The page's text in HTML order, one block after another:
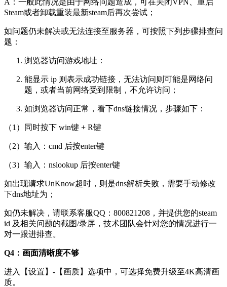
Steam或者卸载重装最新steam后再次尝试；
如问题仍未解决或无法连接至服务器，可按照下列步骤排查问
题：
浏览器访问游戏地址：
能显示 ip 则表示成功链接，无法访问则可能是网络问
题，或者当前网络受到限制，不允许访问；
如浏览器访问正常，看下dns链接情况，步骤如下：
（1）同时按下 win键 + R键
（2）输入：cmd 后按enter键
（3）输入：nslookup 后按enter键
如出现请求UnKnow超时，则是dns解析失败，需要手动修改
下dns地址为；
如仍未解决，请联系客服QQ：800821208，并提供您的steam
id 及相关问题的截图/录屏，技术团队会针对您的情况进行一
对一跟进排查。
Q4：画面清晰度不够
进入【设置】-【画质】选项中，可选择免费升级至4K高清画
质。